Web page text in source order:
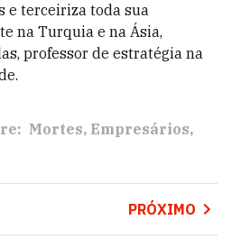
e terceiriza toda sua
na Turquia e na Ásia,
professor de estratégia na
Mortes Empresários
PRÓXIMO